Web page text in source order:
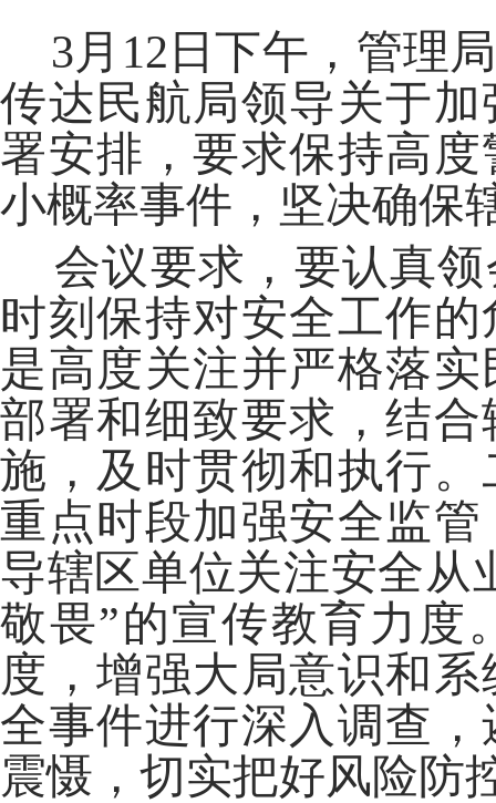
3月12日下午，管理
传达民航局领导关于
署安排，要求保持高
小概率事件，坚决确保
会议要求，要认真领
时刻保持对安全工作
是高度关注并严格落
部署和细致要求，结
施，及时贯彻和执行
重点时段加强安全监
导辖区单位关注安全从
敬畏”的宣传教育力度
度，增强大局意识和
全事件进行深入调查
震慑，切实把好风险防